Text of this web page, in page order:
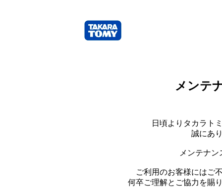
メンテ
日頃よりタカラト
誠にあ
メンテナ
ご利用のお客様にはご
何卒ご理解とご協力を賜